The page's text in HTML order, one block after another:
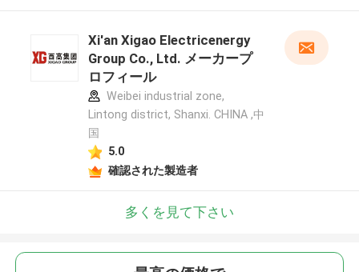
Xi'an Xigao Electricenergy
Group Co., Ltd. メーカープ
ロフィール
Weibei industrial zone,
Lintong district, Shanxi. CHINA ,中
国
5.0
確認された製造者
多くを見て下さい